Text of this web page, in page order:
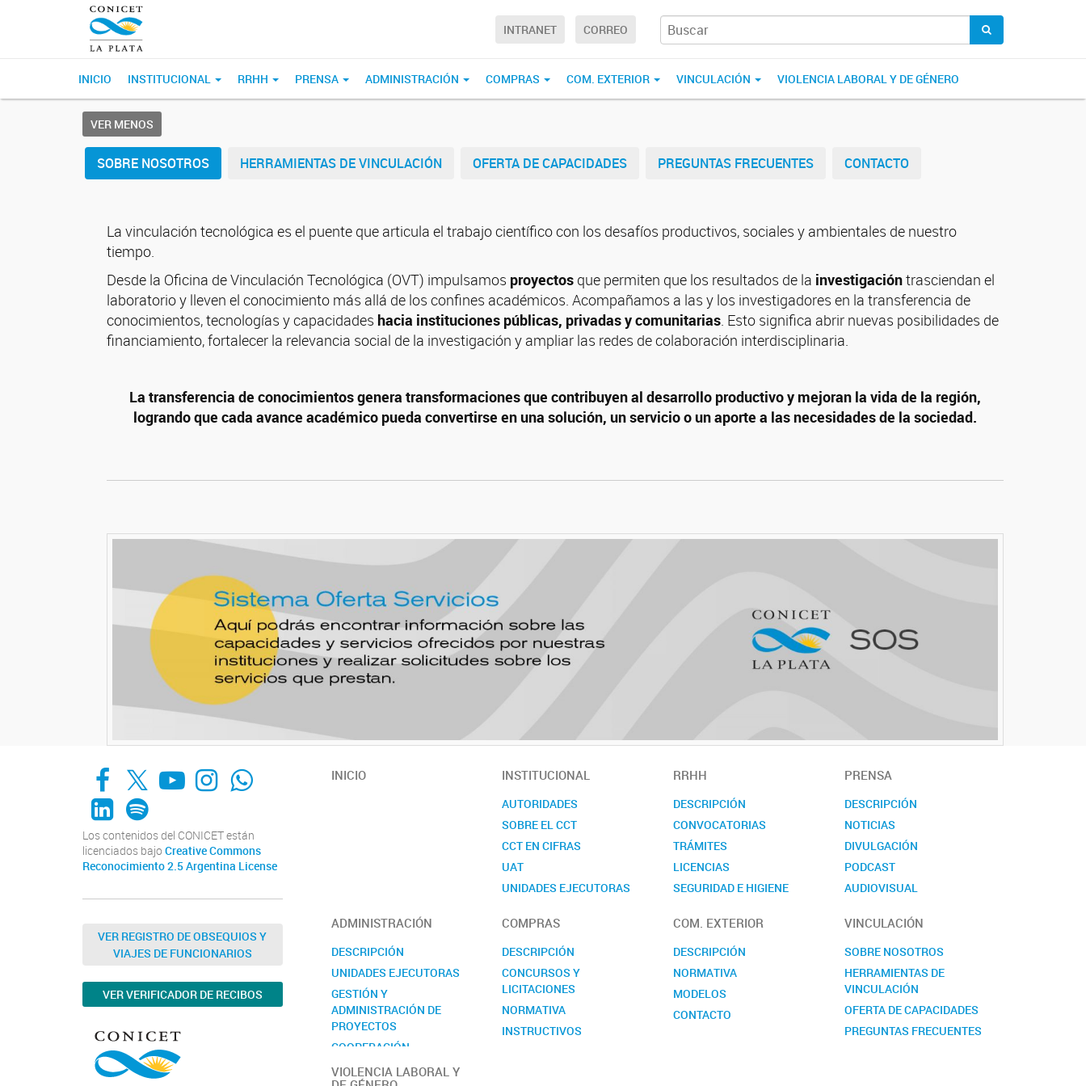
INTRANET CORREO
INICIO INSTITUCIONAL RRHH PRENSA ADMINISTRACIÓN COMPRAS COM. EXTERIOR VINCULACIÓN VIOLENCIA LABORAL Y DE GÉNERO
VER MENOS
SOBRE NOSOTROS HERRAMIENTAS DE VINCULACIÓN OFERTA DE CAPACIDADES PREGUNTAS FRECUENTES CONTACTO
La vinculación tecnológica es el puente que articula el trabajo científico con los desafíos productivos, sociales y ambientales de nuestro
tiempo.
Desde la Oficina de Vinculación Tecnológica (OVT) impulsamos proyectos que permiten que los resultados de la investigacióntrasciendan el
laboratorio y lleven el conocimiento más allá de los confines académicos. Acompañamos a las y los investigadores en la transferencia de
conocimientos, tecnologías y capacidades hacia instituciones públicas, privadas y comunitarias. Esto significa abrir nuevas posibilidades de
financiamiento, fortalecer la relevancia social de la investigación y ampliar las redes de colaboración interdisciplinaria.
La transferencia de conocimientos genera transformaciones que contribuyen al desarrollo productivo y mejoran la vida de la región,
logrando que cada avance académico pueda convertirse en una solución, un servicio o un aporte a las necesidades de la sociedad.
Facebook
X YouTube
Instagram
Whats App
LinkedIn
Spotify
Los contenidos del CONICET están
licenciados bajo Creative Commons
Reconocimiento 2.5 Argentina License
VER REGISTRO DE OBSEQUIOS Y
VIAJES DE FUNCIONARIOS
VER VERIFICADOR DE RECIBOS
INICIO INSTITUCIONAL
AUTORIDADES
SOBRE EL CCT
CCT EN CIFRAS
UAT
UNIDADES EJECUTORAS
REALP
RRHH
DESCRIPCIÓN
CONVOCATORIAS
TRÁMITES
LICENCIAS
SEGURIDAD E HIGIENE
PRENSA
DESCRIPCIÓN
NOTICIAS
DIVULGACIÓN
PODCAST
AUDIOVISUAL
NOVEDADES
CONTACTO
ADMINISTRACIÓN
DESCRIPCIÓN
UNIDADES EJECUTORAS
GESTIÓN Y
ADMINISTRACIÓN DE
PROYECTOS
COOPERACIÓN
COMPRAS
DESCRIPCIÓN
CONCURSOS Y
LICITACIONES
NORMATIVA
INSTRUCTIVOS
COM. EXTERIOR
DESCRIPCIÓN
NORMATIVA
MODELOS
CONTACTO
VINCULACIÓN
SOBRE NOSOTROS
HERRAMIENTAS DE
VINCULACIÓN
OFERTA DE CAPACIDADES
PREGUNTAS FRECUENTES
VIOLENCIA LABORAL Y